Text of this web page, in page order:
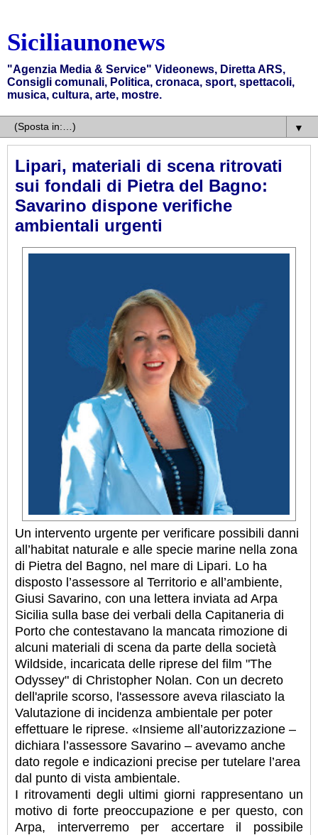
Siciliaunonews
"Agenzia Media & Service" Videonews, Diretta ARS,
Consigli comunali, Politica, cronaca, sport, spettacoli,
musica, cultura, arte, mostre.
▼
Lipari, materiali di scena ritrovati
sui fondali di Pietra del Bagno:
Savarino dispone verifiche
ambientali urgenti
Un intervento urgente per verificare possibili danni
all’habitat naturale e alle specie marine nella zona
di Pietra del Bagno, nel mare di Lipari. Lo ha
disposto l’assessore al Territorio e all’ambiente,
Giusi Savarino, con una lettera inviata ad Arpa
Sicilia sulla base dei verbali della Capitaneria di
Porto che contestavano la mancata rimozione di
alcuni materiali di scena da parte della società
Wildside, incaricata delle riprese del film "The
Odyssey" di Christopher Nolan. Con un decreto
dell'aprile scorso, l'assessore aveva rilasciato la
Valutazione di incidenza ambientale per poter
effettuare le riprese. «Insieme all’autorizzazione –
dichiara l’assessore Savarino – avevamo anche
dato regole e indicazioni precise per tutelare l’area
dal punto di vista ambientale.
I ritrovamenti degli ultimi giorni rappresentano un
motivo di forte preoccupazione e per questo, con
Arpa, interverremo per accertare il possibile